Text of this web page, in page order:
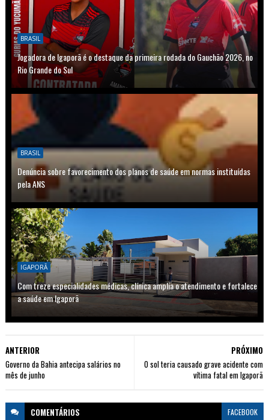
BRASIL
Jogadora de Igaporã é o destaque da primeira rodada do Gauchão 2026, no
Rio Grande do Sul
BRASIL
Denúncia sobre favorecimento dos planos de saúde em normas instituídas
pela ANS
IGAPORÃ
Com treze especialidades médicas, clínica amplia o atendimento e fortalece
a saúde em Igaporã
PRÓXIMO
O sol teria causado grave acidente com
vítima fatal em Igaporã
ANTERIOR
Governo da Bahia antecipa salários no
mês de junho
COMENTÁRIOS FACEBOOK